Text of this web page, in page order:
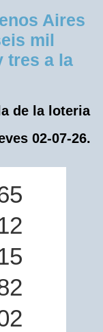
Aires
mil
tres a la
de la loteria
02-07-26.